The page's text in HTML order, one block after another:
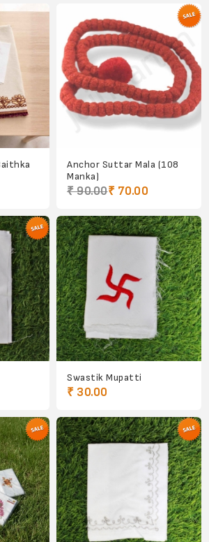
Anchor Suttar Mala (108
Manka)
₹ 90.00₹ 70.00
Swastik Mupatti
₹ 30.00